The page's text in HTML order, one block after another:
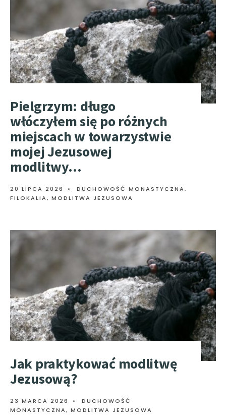
Pielgrzym: długo
włóczyłem się po różnych
miejscach w towarzystwie
mojej Jezusowej
modlitwy…
20 LIPCA 2026 • DUCHOWOŚĆ MONASTYCZNA,
FILOKALIA, MODLITWA JEZUSOWA
Jak praktykować modlitwę
Jezusową?
23 MARCA 2026 •
DUCHOWOŚĆ
MONASTYCZNA, MODLITWA JEZUSOWA